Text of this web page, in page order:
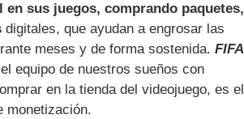
sus juegos, comprando paquetes,
digitales, que ayudan a engrosar las
meses y de forma sostenida. FIFA
equipo de nuestros sueños con
en la tienda del videojuego, es el
monetización.